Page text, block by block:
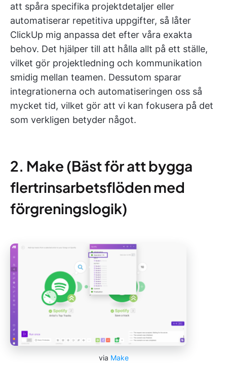
att spåra specifika projektdetaljer eller
automatiserar repetitiva uppgifter, så låter
ClickUp mig anpassa det efter våra exakta
behov. Det hjälper till att hålla allt på ett ställe,
vilket gör projektledning och kommunikation
smidig mellan teamen. Dessutom sparar
integrationerna och automatiseringen oss så
mycket tid, vilket gör att vi kan fokusera på det
som verkligen betyder något.
2. Make (Bäst för att bygga
flertrinsarbetsflöden med
förgreningslogik)
via Make